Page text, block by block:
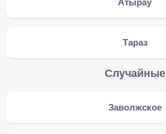
Атырау
Тараз
Случайные
Заволжское